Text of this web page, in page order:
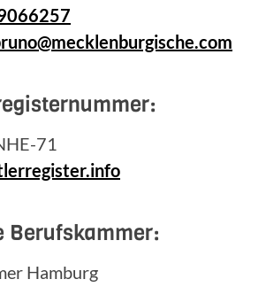
71
Berufskammer:
Hamburg